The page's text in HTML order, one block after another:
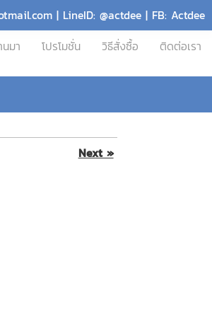
| LineID: @actdee | FB: Actdee
มา โปรโมชั่น วิธีสั่งซื้อ ติดต่อเรา
Next »